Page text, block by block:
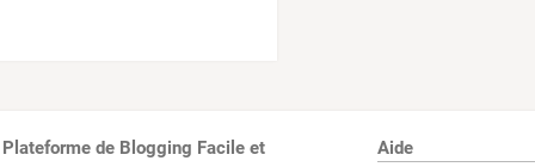
de Blogging Facile et Aide